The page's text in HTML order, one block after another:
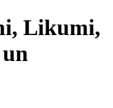
Likumi,